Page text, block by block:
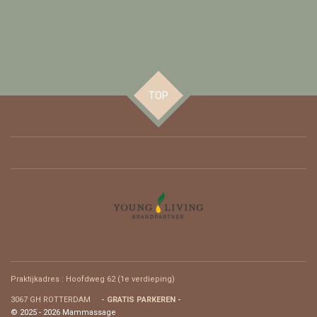
TOP
Praktijkadres : Hoofdweg 62 (1e verdieping)
3067 GH ROTTERDAM
- GRATIS PARKEREN -
© 2025 - 2026 Mammassage